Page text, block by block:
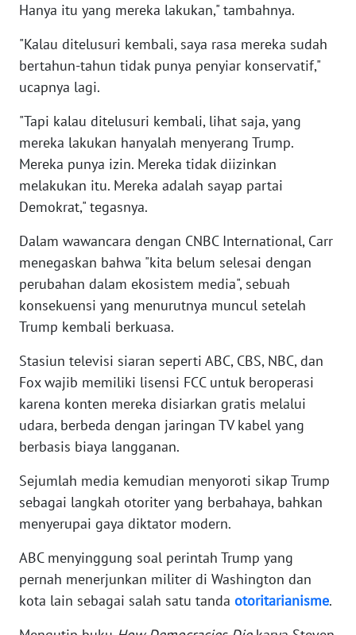
Hanya itu yang mereka lakukan," tambahnya.
"Kalau ditelusuri kembali, saya rasa mereka sudah
bertahun-tahun tidak punya penyiar konservatif,"
ucapnya lagi.
"Tapi kalau ditelusuri kembali, lihat saja, yang
mereka lakukan hanyalah menyerang Trump.
Mereka punya izin. Mereka tidak diizinkan
melakukan itu. Mereka adalah sayap partai
Demokrat," tegasnya.
Dalam wawancara dengan CNBC International, Carr
menegaskan bahwa "kita belum selesai dengan
perubahan dalam ekosistem media", sebuah
konsekuensi yang menurutnya muncul setelah
Trump kembali berkuasa.
Stasiun televisi siaran seperti ABC, CBS, NBC, dan
Fox wajib memiliki lisensi FCC untuk beroperasi
karena konten mereka disiarkan gratis melalui
udara, berbeda dengan jaringan TV kabel yang
berbasis biaya langganan.
Sejumlah media kemudian menyoroti sikap Trump
sebagai langkah otoriter yang berbahaya, bahkan
menyerupai gaya diktator modern.
ABC menyinggung soal perintah Trump yang
pernah menerjunkan militer di Washington dan
kota lain sebagai salah satu tanda otoritarianisme.
WN
WN
SULTRA
WN
NTB
WN
SULTENG
WN
SULBAR
WN
WN
SUMBAR
WN
SUMSEL
WN
BENGKULU
LAMPUNG
WN